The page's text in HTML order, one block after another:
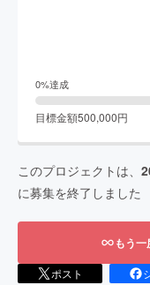
0%達成
目標金額500,000円
このプロジェクトは、
に募集を終了しました
もう
ポスト